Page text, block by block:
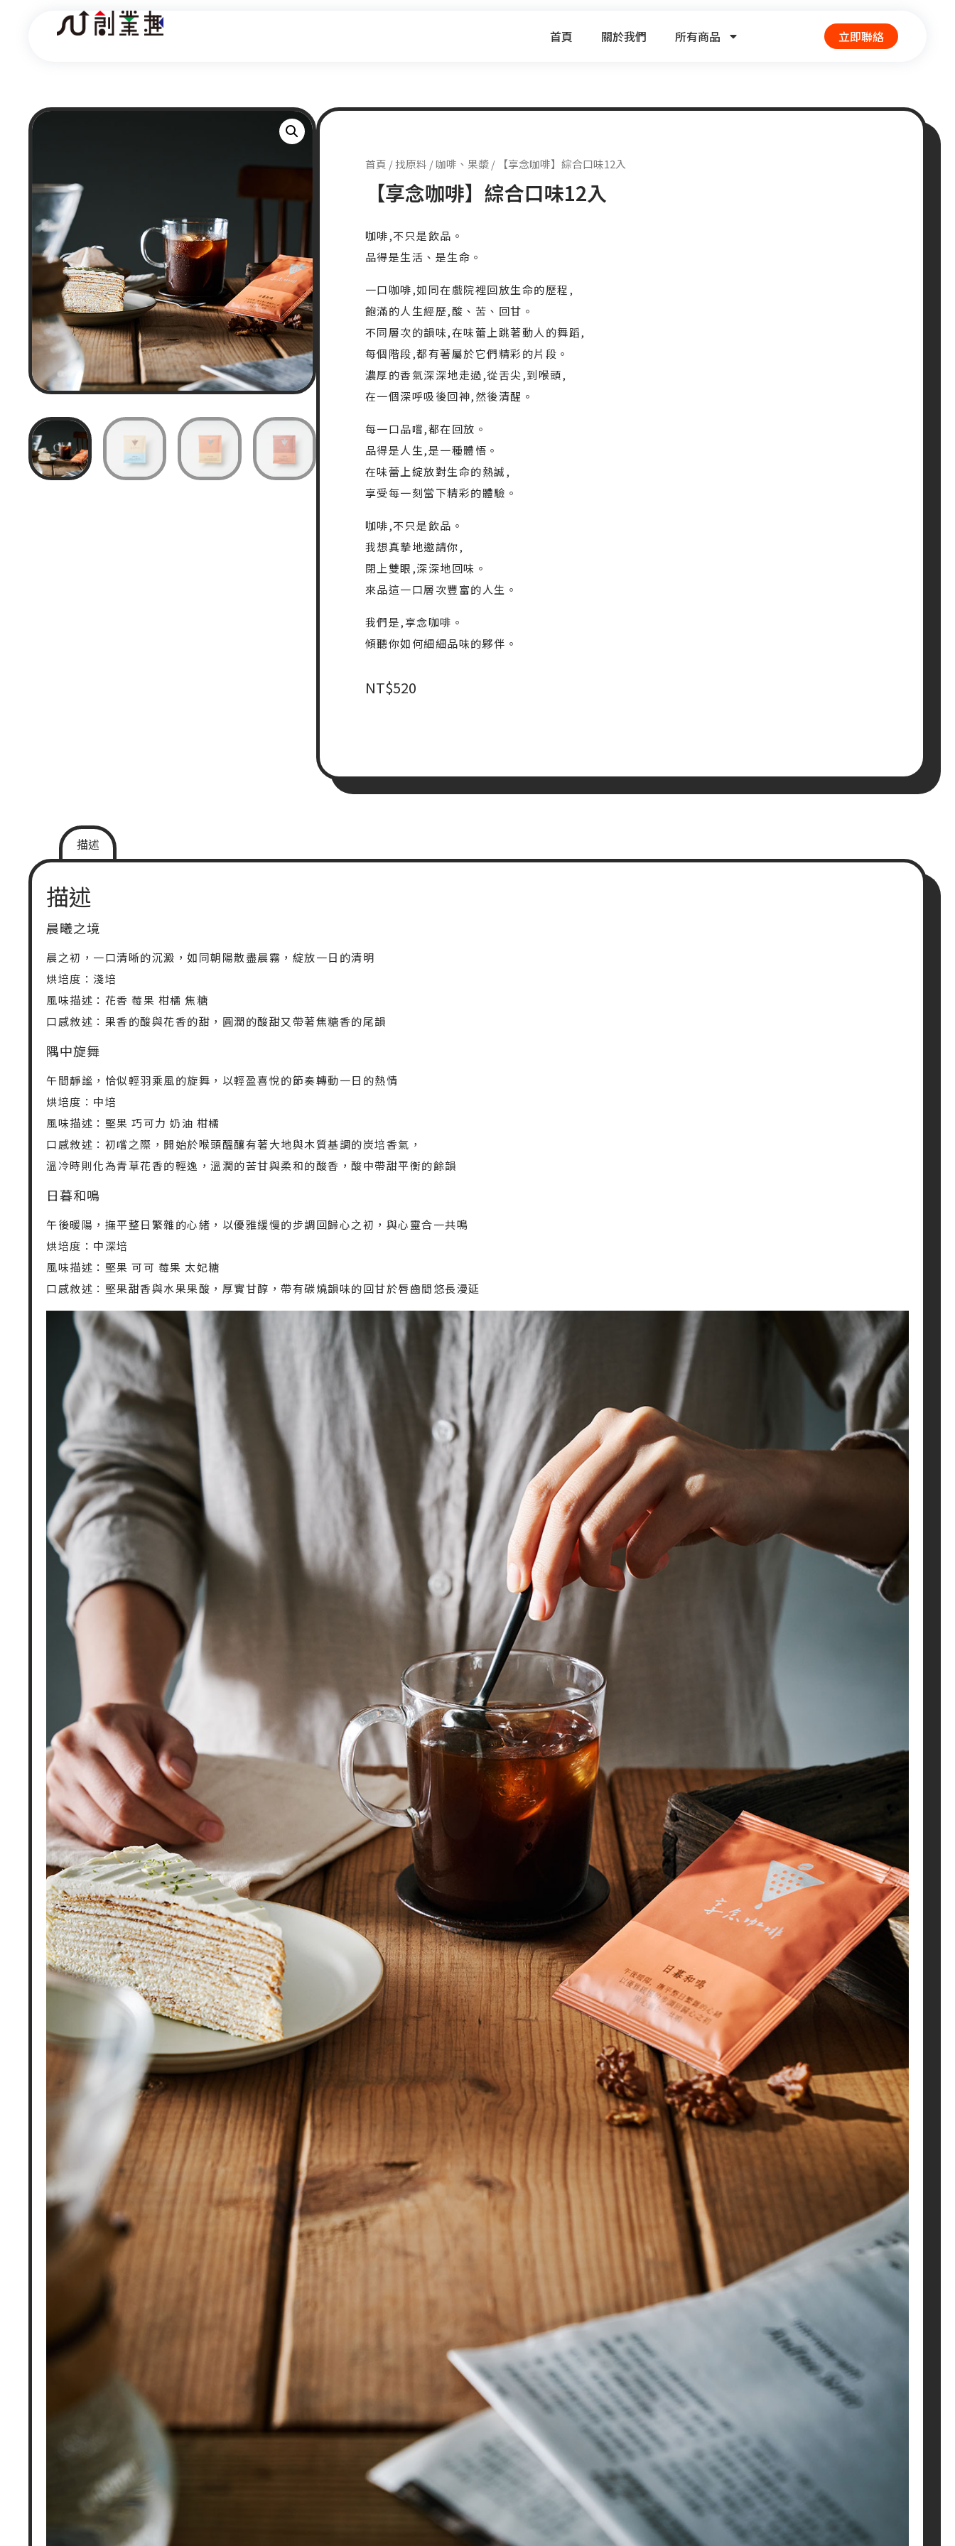
首頁 關於我們 所有商品 立即聯絡
首頁 /找原料 /咖啡、果漿/ 【享念咖啡】綜合口味12入
【享念咖啡】綜合口味12入
咖啡,不只是飲品。
品得是生活、是生命。
一口咖啡,如同在戲院裡回放生命的歷程,
飽滿的人生經歷,酸、苦、回甘。
不同層次的韻味,在味蕾上跳著動人的舞蹈,
每個階段,都有著屬於它們精彩的片段。
濃厚的香氣深深地走過,從舌尖,到喉頭,
在一個深呼吸後回神,然後清醒。
每一口品嚐,都在回放。
品得是人生,是一種體悟。
在味蕾上綻放對生命的熱誠,
享受每一刻當下精彩的體驗。
咖啡,不只是飲品。
我想真摯地邀請你,
閉上雙眼,深深地回味。
來品這一口層次豐富的人生。
我們是,享念咖啡。
傾聽你如何細細品味的夥伴。
NT$520
描述
描述
晨曦之境
晨之初，一口清晰的沉澱，如同朝陽散盡晨霧，綻放一日的清明
烘培度：淺培
風味描述：花香 莓果 柑橘 焦糖
口感敘述：果香的酸與花香的甜，圓潤的酸甜又帶著焦糖香的尾韻
隅中旋舞
午間靜謐，恰似輕羽乘風的旋舞，以輕盈喜悅的節奏轉動一日的熱情
烘培度：中培
風味描述：堅果 巧可力 奶油 柑橘
口感敘述：初嚐之際，開始於喉頭醞釀有著大地與木質基調的炭培香氣，
溫冷時則化為青草花香的輕逸，溫潤的苦甘與柔和的酸香，酸中帶甜平衡的餘韻
日暮和鳴
午後暖陽，撫平整日繁雜的心緒，以優雅緩慢的步調回歸心之初，與心靈合一共鳴
烘培度：中深培
風味描述：堅果 可可 莓果 太妃糖
口感敘述：堅果甜香與水果果酸，厚實甘醇，帶有碳燒韻味的回甘於唇齒間悠長漫延